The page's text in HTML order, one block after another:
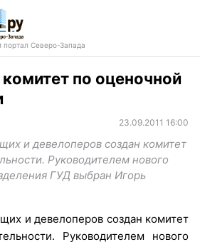
Северо-Запада
по оценочной
23.09.2011 16:00
и девелоперов создан комитет
Руководителем нового
ГУД выбран Игорь
и девелоперов создан комитет
Руководителем нового